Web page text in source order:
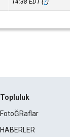
14:38EDT(?)
Topluluk
FotoĞRaflar
HABERLER